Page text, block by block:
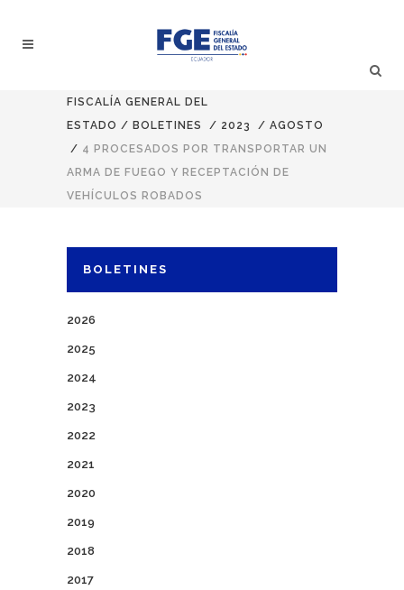
FISCALÍA GENERAL DEL
ESTADO / BOLETINES / 2023 / AGOSTO
/ 4 PROCESADOS POR TRANSPORTAR UN
ARMA DE FUEGO Y RECEPTACIÓN DE
VEHÍCULOS ROBADOS
BOLETINES
2026
2025
2024
2023
2022
2021
2020
2019
2018
2017